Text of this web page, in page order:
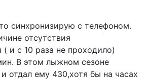
синхронизирую с телефоном.
отсутствия
( и с 10 раза не проходило)
В этом лыжном сезоне
отдал ему 430,хотя бы на часах